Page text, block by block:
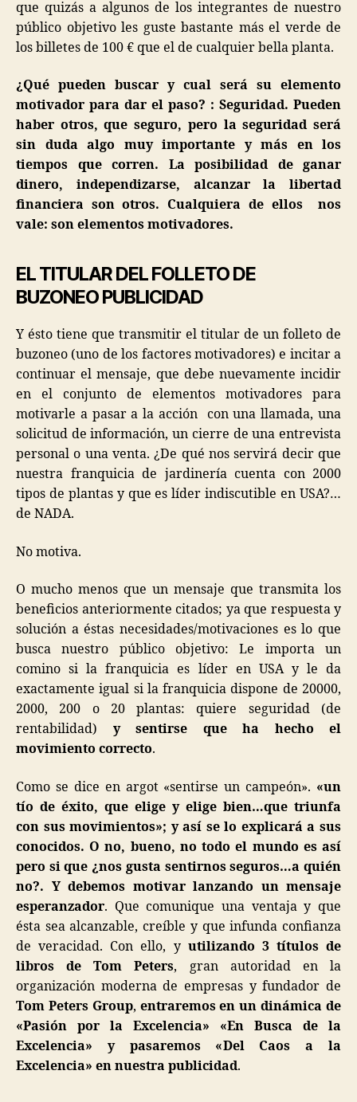
que quizás a algunos de los integrantes de nuestro
público objetivo les guste bastante más el verde de
los billetes de 100 € que el de cualquier bella planta.
¿Qué pueden buscar y cual será su elemento
motivador para dar el paso? : Seguridad. Pueden
haber otros, que seguro, pero la seguridad será
sin duda algo muy importante y más en los
tiempos que corren. La posibilidad de ganar
dinero, independizarse, alcanzar la libertad
financiera son otros. Cualquiera de ellos nos
vale: son elementos motivadores.
EL TITULAR DEL FOLLETO DE
BUZONEO PUBLICIDAD
Y ésto tiene que transmitir el titular de un folleto de
buzoneo (uno de los factores motivadores) e incitar a
continuar el mensaje, que debe nuevamente incidir
en el conjunto de elementos motivadores para
motivarle a pasar a la acción con una llamada, una
solicitud de información, un cierre de una entrevista
personal o una venta. ¿De qué nos servirá decir que
nuestra franquicia de jardinería cuenta con 2000
tipos de plantas y que es líder indiscutible en USA?…
de NADA.
No motiva.
O mucho menos que un mensaje que transmita los
beneficios anteriormente citados; ya que respuesta y
solución a éstas necesidades/motivaciones es lo que
busca nuestro público objetivo: Le importa un
comino si la franquicia es líder en USA y le da
exactamente igual si la franquicia dispone de 20000,
2000, 200 o 20 plantas: quiere seguridad (de
rentabilidad) y sentirse que ha hecho el
movimiento correcto.
Como se dice en argot «sentirse un campeón». «un
tío de éxito, que elige y elige bien…que triunfa
con sus movimientos»; y así se lo explicará a sus
conocidos. O no, bueno, no todo el mundo es así
pero si que ¿nos gusta sentirnos seguros…a quién
no?. Y debemos motivar lanzando un mensaje
esperanzador. Que comunique una ventaja y que
ésta sea alcanzable, creíble y que infunda confianza
de veracidad. Con ello, yutilizando 3 títulos de
libros de Tom Peters, gran autoridad en la
organización moderna de empresas y fundador de
Tom Peters Group, entraremos en un dinámica de
«Pasión por la Excelencia» «En Busca de la
Excelencia» y pasaremos «Del Caos a la
Excelencia» en nuestra publicidad.